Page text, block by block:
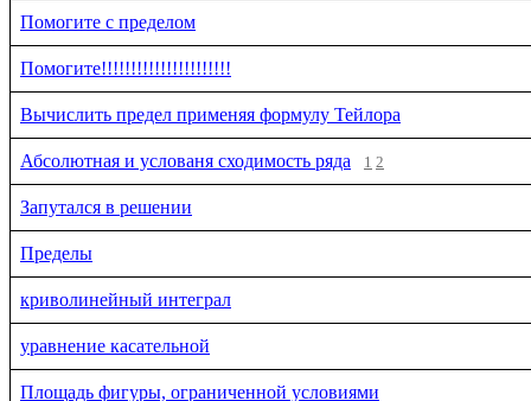
Помогите с пределом
Помогите!!!!!!!!!!!!!!!!!!!!!!
Вычислить предел применяя формулу Тейлора
Абсолютная и услованя сходимость ряда 1 2
Запутался в решении
Пределы
криволинейный интеграл
уравнение касательной
Площадь фигуры, ограниченной условиями